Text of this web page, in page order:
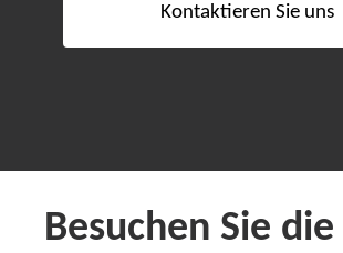
Kontaktieren Sie uns
Besuchen Sie